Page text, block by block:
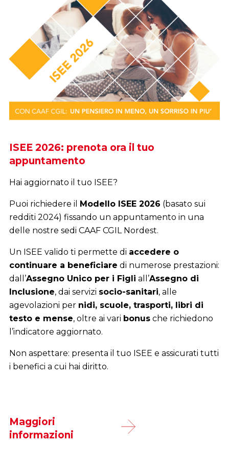
ISEE 2026: prenota ora il tuo
appuntamento
Hai aggiornato il tuo ISEE?
Puoi richiedere il Modello ISEE 2026 (basato sui
redditi 2024) fissando un appuntamento in una
delle nostre sedi CAAF CGIL Nordest.
Un ISEE valido ti permette di accedere o
continuare a beneficiare di numerose prestazioni:
dall’Assegno Unico per i Figli all’Assegno di
Inclusione, dai servizi socio-sanitari, alle
agevolazioni per nidi, scuole, trasporti, libri di
testo e mense, oltre ai vari bonusche richiedono
l’indicatore aggiornato.
Non aspettare: presenta il tuo ISEE e assicurati tutti
i benefici a cui hai diritto.
Maggiori
informazioni